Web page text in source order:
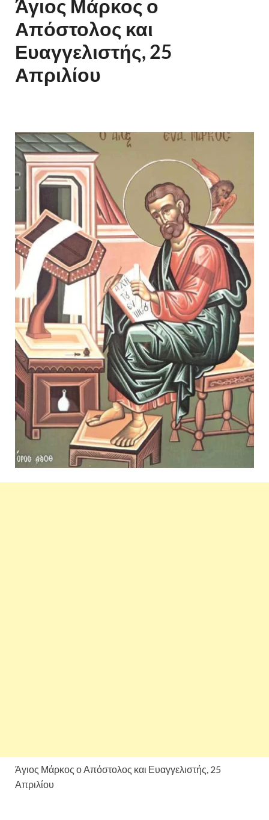
Άγιος Μάρκος ο
Απόστολος και
Ευαγγελιστής, 25
Απριλίου
Άγιος Μάρκος ο Απόστολος και Ευαγγελιστής, 25
Απριλίου